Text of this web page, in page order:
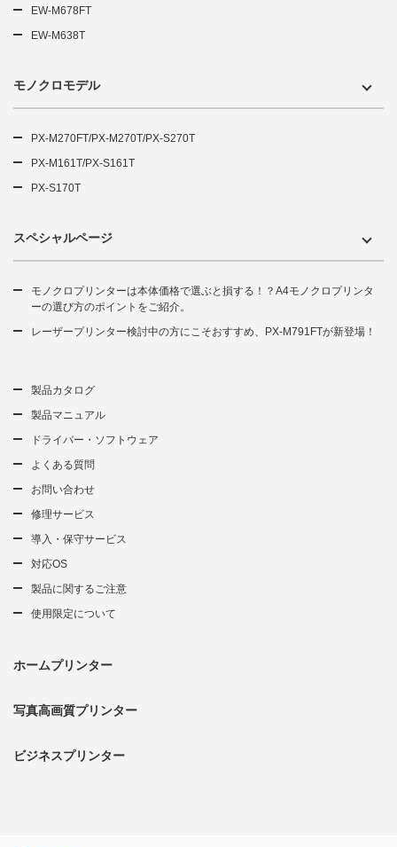
EW-M678FT
EW-M638T
モノクロモデル
PX-M270FT/PX-M270T/PX-S270T
PX-M161T/PX-S161T
PX-S170T
スペシャルページ
モノクロプリンターは本体価格で選ぶと損する！？A4モノクロプリンタ
ーの選び方のポイントをご紹介。
レーザープリンター検討中の方にこそおすすめ、PX-M791FTが新登場！
製品カタログ
製品マニュアル
ドライバー・ソフトウェア
よくある質問
お問い合わせ
修理サービス
導入・保守サービス
対応OS
製品に関するご注意
使用限定について
ホームプリンター
写真高画質プリンター
ビジネスプリンター